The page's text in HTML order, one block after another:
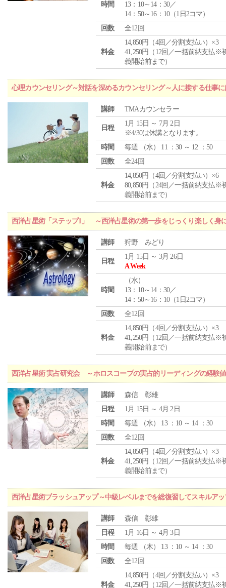
時間
13：10～14：30／
14：50～16：10（1日2コマ）
回数
全12回
料金
14,850円（4回／分割支払い）×3
41,250円（12回／一括前納支払※
義開始前まで）
心理カウンセリング～対話を深めるカウンセリング～人に接する仕事
講師 TMAカウンセラー
日程
1月 15日 ～ 7月 2日
※4/30は休講となります。
時間
毎週 （水） 11 ：30 ～ 12 ：50
回数
全24回
料金
14,850円（4回／分割支払い）×6
80,850円（24回／一括前納支払※
義開始前まで）
西洋占星術「ステップ1」 ～西洋占星術の第一歩をじっくり楽しく身
講師 狩野 みどり
日程
1月 15日 ～ 3月 26日
A Week
時間
（水）
13：10～14：30／
14：50～16：10（1日2コマ）
回数
全12回
料金
14,850円（4回／分割支払い）×3
41,250円（12回／一括前納支払※
義開始前まで）
西洋占星術 実占研究会 ～ホロスコープの実占的リーディングの経験
講師
森信 彰雄
日程
1月 15日 ～ 4月 2日
時間
毎週 （水） 13 ：10 ～ 14 ：30
回数
全12回
料金
14,850円（4回／分割支払い）×3
41,250円（12回／一括前納支払※
義開始前まで）
西洋占星術ブラッシュアップ～中級レベルまでを総復習してスキルア
講師
森信 彰雄
日程
1月 16日 ～ 4月 3日
時間
毎週 （木） 13 ：10 ～ 14 ：30
回数
全12回
料金
14,850円（4回／分割支払い）×3
41,250円（12回／一括前納支払※